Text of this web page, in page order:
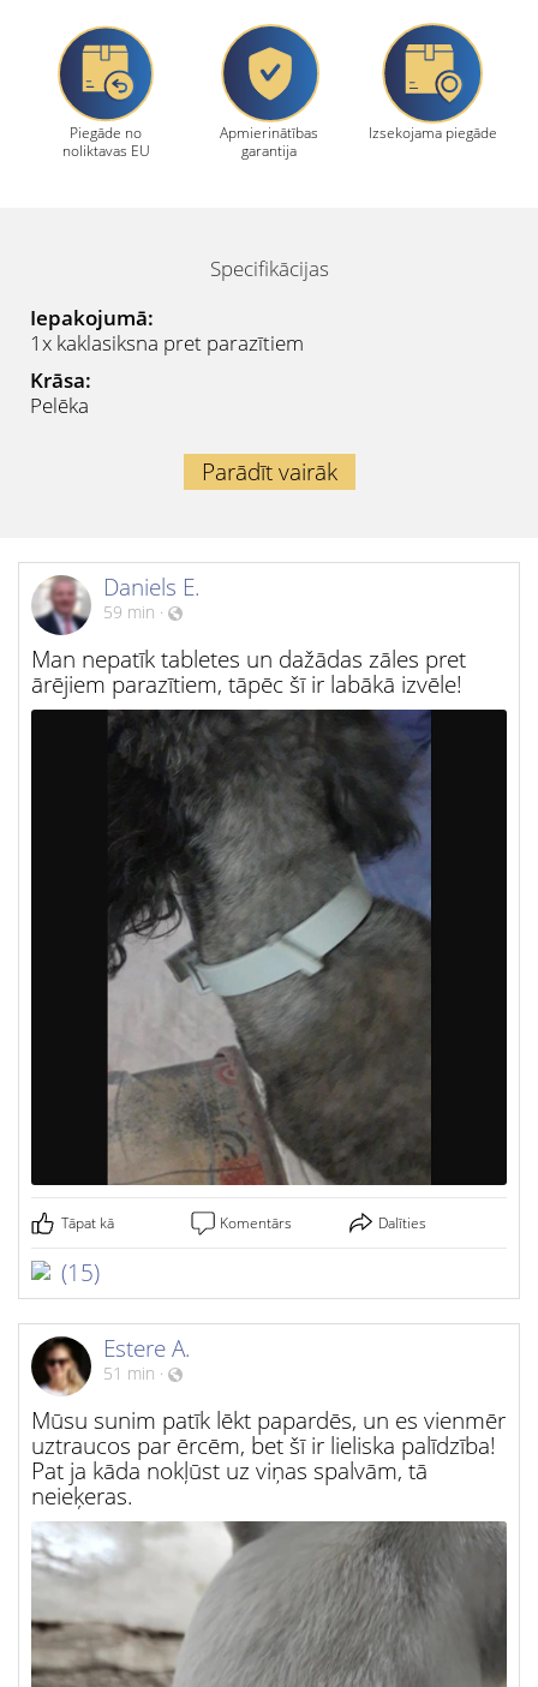
Piegāde no
noliktavas EU
Apmierinātības
garantija
Izsekojama piegāde
Specifikācijas
Iepakojumā:
1x kaklasiksna pret parazītiem
Krāsa:
Pelēka
Parādīt vairāk
Daniels E.
59 min ·
Man nepatīk tabletes un dažādas zāles pret
ārējiem parazītiem, tāpēc šī ir labākā izvēle!
Tāpat kā Komentārs Dalīties
(15)
Estere A.
51 min ·
Mūsu sunim patīk lēkt papardēs, un es vienmēr
uztraucos par ērcēm, bet šī ir lieliska palīdzība!
Pat ja kāda nokļūst uz viņas spalvām, tā
neieķeras.